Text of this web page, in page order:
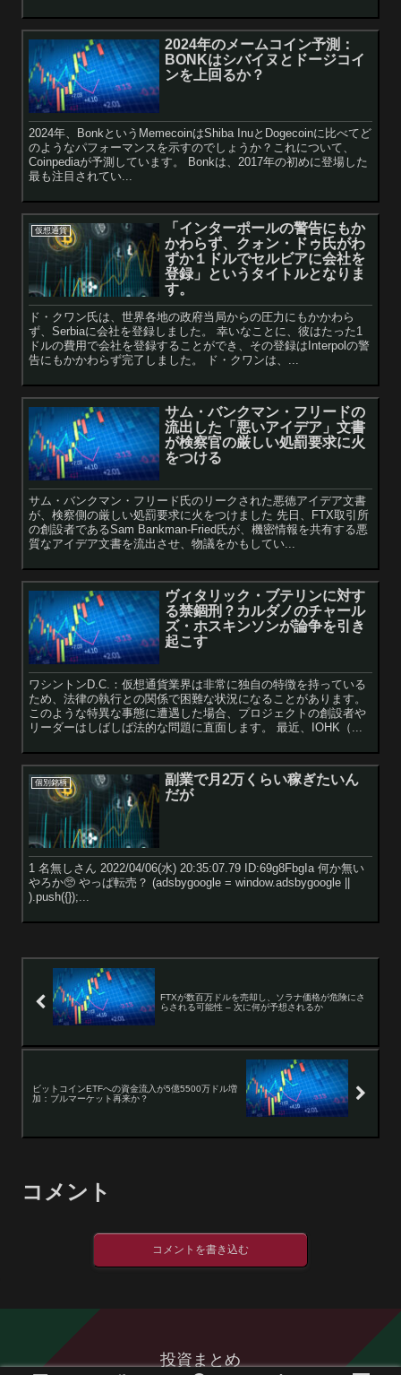
2024年のメームコイン予測：
BONKはシバイヌとドージコイ
ンを上回るか？
2024年、BonkというMemecoinはShiba InuとDogecoinに比べてど
のようなパフォーマンスを示すのでしょうか？これについて、
Coinpediaが予測しています。 Bonkは、2017年の初めに登場した
最も注目されてい...
仮想通貨
「インターポールの警告にもか
かわらず、クォン・ドゥ氏がわ
ずか１ドルでセルビアに会社を
登録」というタイトルとなりま
す。
ド・クワン氏は、世界各地の政府当局からの圧力にもかかわら
ず、Serbiaに会社を登録しました。 幸いなことに、彼はたった1
ドルの費用で会社を登録することができ、その登録はInterpolの警
告にもかかわらず完了しました。 ド・クワンは、...
サム・バンクマン・フリードの
流出した「悪いアイデア」文書
が検察官の厳しい処罰要求に火
をつける
サム・バンクマン・フリード氏のリークされた悪徳アイデア文書
が、検察側の厳しい処罰要求に火をつけました 先日、FTX取引所
の創設者であるSam Bankman-Fried氏が、機密情報を共有する悪
質なアイデア文書を流出させ、物議をかもしてい...
ヴィタリック・ブテリンに対す
る禁錮刑？カルダノのチャール
ズ・ホスキンソンが論争を引き
起こす
ワシントンD.C.：仮想通貨業界は非常に独自の特徴を持っている
ため、法律の執行との関係で困難な状況になることがあります。
このような特異な事態に遭遇した場合、プロジェクトの創設者や
リーダーはしばしば法的な問題に直面します。 最近、IOHK（...
個別銘柄
副業で月2万くらい稼ぎたいん
だが
1 名無しさん 2022/04/06(水) 20:35:07.79 ID:69g8FbgIa 何か無い
やろか🥺 やっぱ転売？ (adsbygoogle = window.adsbygoogle ||
).push({});...
FTXが数百万ドルを売却し、ソラナ価格が危険にさ
らされる可能性 – 次に何が予想されるか
ビットコインETFへの資金流入が5億5500万ドル増
加：ブルマーケット再来か？
コメント
コメントを書き込む
投資まとめ